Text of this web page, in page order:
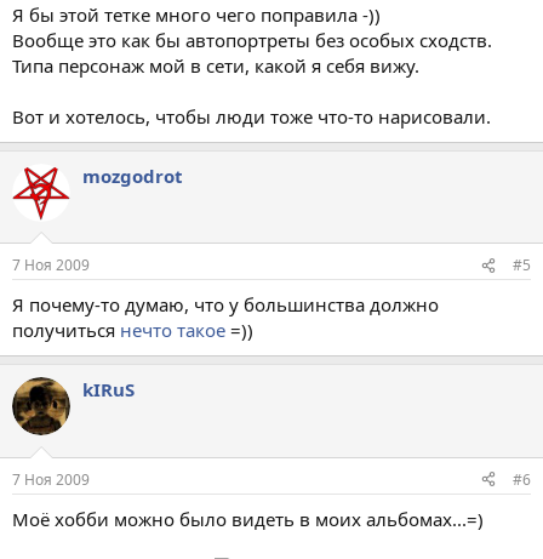
Я бы этой тетке много чего поправила -))
Вообще это как бы автопортреты без особых сходств.
Типа персонаж мой в сети, какой я себя вижу.
Вот и хотелось, чтобы люди тоже что-то нарисовали.
mоzgodrot
7 Ноя 2009 #5
Я почему-то думаю, что у большинства должно
получиться нечто такое =))
kIRuS
7 Ноя 2009 #6
Моё хобби можно было видеть в моих альбомах...=)